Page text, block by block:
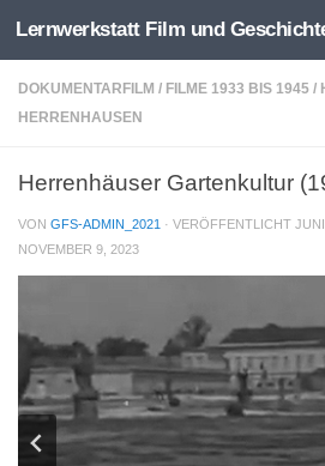
Zum Inhalt springen
Lernwerkstatt Film und
DOKUMENTARFILM / FILME 1933 BIS 1945 /
HERRENHAUSEN
Herrenhäuser Gartenkultur
VON GFS-ADMIN_2021 · VERÖFFENTLICHT
NOVEMBER 9, 2023